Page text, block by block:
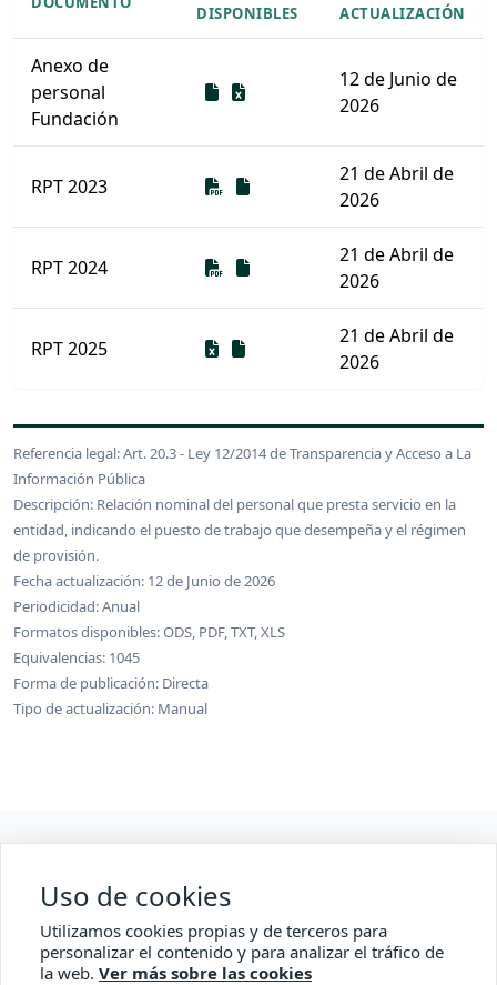
DISPONIBLES
ACTUALIZACIÓN
Anexo de
personal
Fundación
Descarga
Descarga
12 de Junio de
2026
RPT 2023 Descarga
Descarga
21 de Abril de
2026
RPT 2024 Descarga
Descarga
21 de Abril de
2026
RPT 2025 Descarga
Descarga
21 de Abril de
2026
Referencia legal: Art. 20.3 - Ley 12/2014 de Transparencia y Acceso a La
Información Pública
Descripción: Relación nominal del personal que presta servicio en la
entidad, indicando el puesto de trabajo que desempeña y el régimen
de provisión.
Fecha actualización: 12 de Junio de 2026
Periodicidad: Anual
Formatos disponibles: ODS, PDF, TXT, XLS
Equivalencias: 1045
Forma de publicación: Directa
Tipo de actualización: Manual
Accesibilidad
Comisionado Transparencia
Uso de cookies
Utilizamos cookies propias y de terceros para
personalizar el contenido y para analizar el tráfico de
la web. Ver más sobre las cookies